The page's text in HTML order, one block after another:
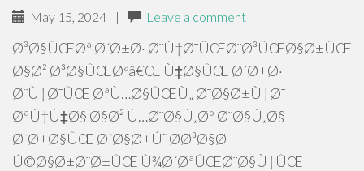
May 15, 2024 | Leave a comment
Ø³Ø§ÛŒØª Ø´Ø±Ø· Ø¨Ù†Ø¯ÛŒØ¨Ø³ÛŒØ§Ø±ÛŒ
Ø§Ø² Ø³Ø§ÛŒØªâ€Œ Ù‡Ø§ÛŒ Ø´Ø±Ø·
Ø¨Ù†Ø¯ÛŒ ØªÙ…Ø§ÛŒÙ„ Ø¯Ø§Ø±Ù†Ø¯
ØªÙ†Ù‡Ø§ Ø§Ø² Ù…Ø¨Ø§Ù„Øº Ø¨Ø§Ù„Ø§
Ø¨Ø±Ø§ÛŒ Ø´Ø§Ø±Ú˜ Ø­Ø³Ø§Ø¨
Ú©Ø§Ø±Ø¨Ø±ÛŒ Ù¾Ø´ØªÛŒØ¨Ø§Ù†ÛŒ